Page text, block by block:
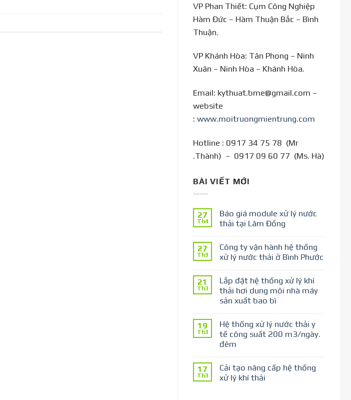
VP Phan Thiết: Cụm Công Nghiệp
Hàm Đức – Hàm Thuận Bắc – Bình
Thuận.
VP Khánh Hòa: Tân Phong – Ninh
Xuân – Ninh Hòa – Khánh Hòa.
Email: kythuat.bme@gmail.com –
website
: www.moitruongmientrung.com
Hotline : 0917 34 75 78 (Mr
.Thành) – 0917 09 60 77 (Ms. Hà)
BÀI VIẾT MỚI
27
Th4
Báo giá module xử lý nước
thải tại Lâm Đồng
27
Th3
Công ty vận hành hệ thống
xử lý nước thải ở Bình Phước
21
Th3
Lắp đặt hệ thống xử lý khí
thải hơi dung môi nhà máy
sản xuất bao bì
19
Th3
Hệ thống xử lý nước thải y
tế công suất 200 m3/ngày.
đêm
17
Th3
Cải tạo nâng cấp hệ thống
xử lý khí thải